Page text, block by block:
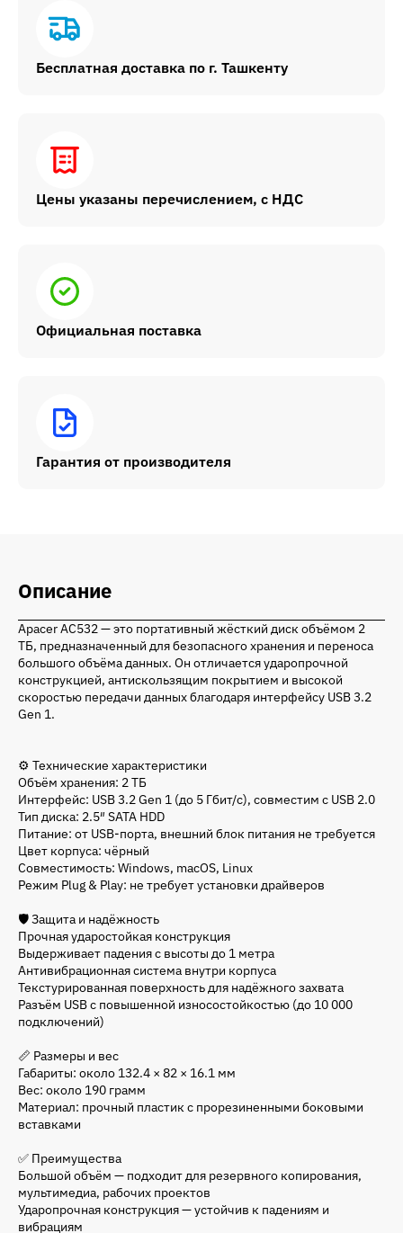
Бесплатная доставка по г. Ташкенту
Цены указаны перечислением, с НДС
Официальная поставка
Гарантия от производителя
Описание
Apacer AC532 — это портативный жёсткий диск объёмом 2
ТБ, предназначенный для безопасного хранения и переноса
большого объёма данных. Он отличается ударопрочной
конструкцией, антискользящим покрытием и высокой
скоростью передачи данных благодаря интерфейсу USB 3.2
Gen 1.
⚙️ Технические характеристики
Объём хранения: 2 ТБ
Интерфейс: USB 3.2 Gen 1 (до 5 Гбит/с), совместим с USB 2.0
Тип диска: 2.5″ SATA HDD
Питание: от USB-порта, внешний блок питания не требуется
Цвет корпуса: чёрный
Совместимость: Windows, macOS, Linux
Режим Plug & Play: не требует установки драйверов
🛡 Защита и надёжность
Прочная ударостойкая конструкция
Выдерживает падения с высоты до 1 метра
Антивибрационная система внутри корпуса
Текстурированная поверхность для надёжного захвата
Разъём USB с повышенной износостойкостью (до 10 000
подключений)
📏 Размеры и вес
Габариты: около 132.4 × 82 × 16.1 мм
Вес: около 190 грамм
Материал: прочный пластик с прорезиненными боковыми
вставками
✅ Преимущества
Большой объём — подходит для резервного копирования,
мультимедиа, рабочих проектов
Ударопрочная конструкция — устойчив к падениям и
вибрациям